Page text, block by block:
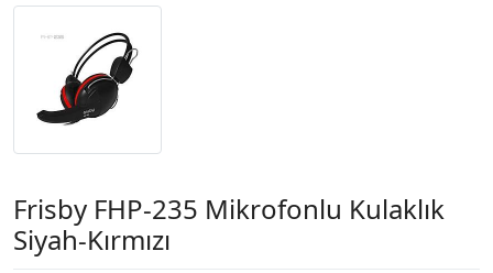
Frisby FHP-235 Mikrofonlu Kulaklık
Siyah-Kırmızı